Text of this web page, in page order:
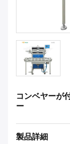
コンベヤーが
ー
製品詳細